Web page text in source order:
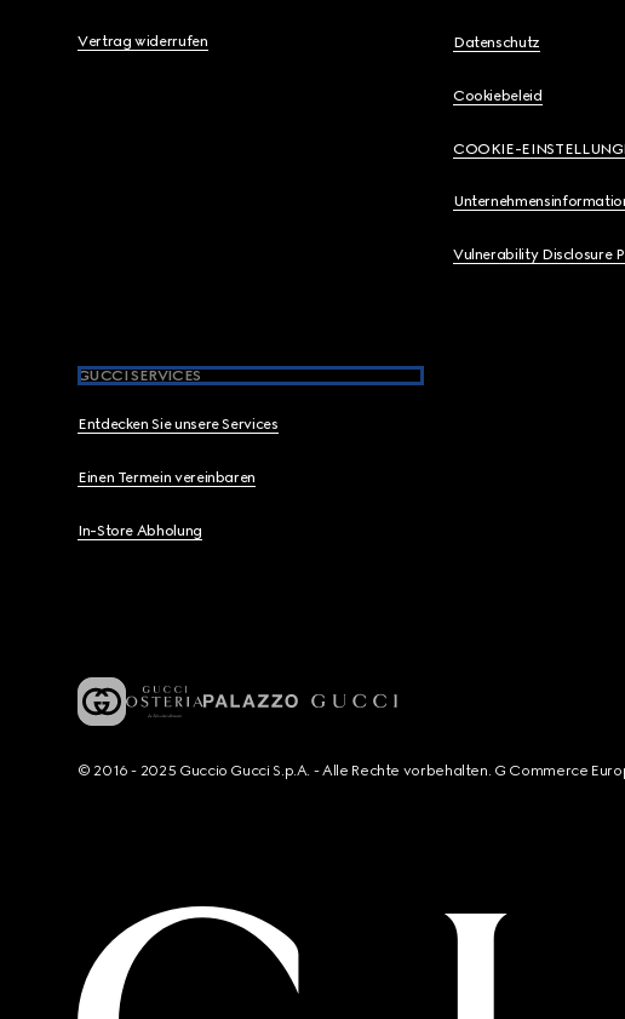
Vertrag widerrufen Datenschutz
Cookiebeleid
COOKIE-
Vulnerability Disclosure
GUCCI SERVICES
Entdecken Sie unsere Services
Einen Termein vereinbaren
In-Store Abholung
© 2016 - 2025 Guccio Gucci S.p.A. - Alle Rechte vorbehalten. G Commerce